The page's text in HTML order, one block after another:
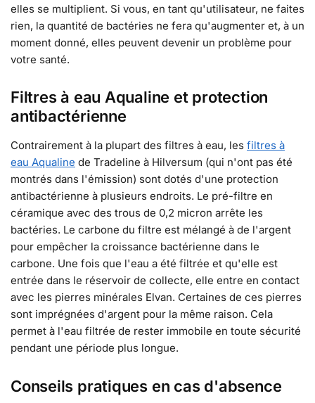
elles se multiplient. Si vous, en tant qu'utilisateur, ne faites
rien, la quantité de bactéries ne fera qu'augmenter et, à un
moment donné, elles peuvent devenir un problème pour
votre santé.
Filtres à eau Aqualine et protection
antibactérienne
Contrairement à la plupart des filtres à eau, les filtres à
eau Aqualine de Tradeline à Hilversum (qui n'ont pas été
montrés dans l'émission) sont dotés d'une protection
antibactérienne à plusieurs endroits. Le pré-filtre en
céramique avec des trous de 0,2 micron arrête les
bactéries. Le carbone du filtre est mélangé à de l'argent
pour empêcher la croissance bactérienne dans le
carbone. Une fois que l'eau a été filtrée et qu'elle est
entrée dans le réservoir de collecte, elle entre en contact
avec les pierres minérales Elvan. Certaines de ces pierres
sont imprégnées d'argent pour la même raison. Cela
permet à l'eau filtrée de rester immobile en toute sécurité
pendant une période plus longue.
Conseils pratiques en cas d'absence